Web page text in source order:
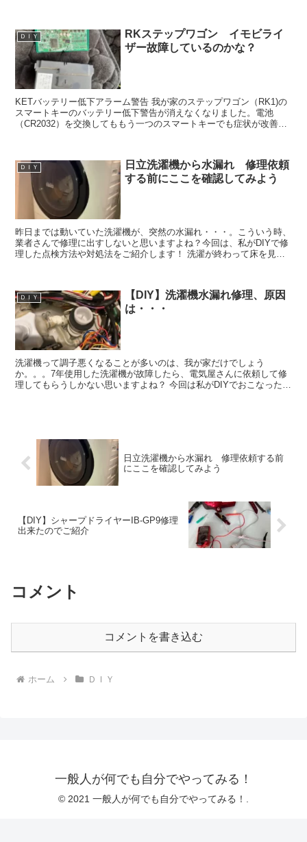
ＤＩＹ
RKステップワゴン イモビライ
ザー故障しているのかな？
KETバッテリー低下アラーム警告 我が家のステップワゴン（RK1)の
スマートキーのバッテリー低下警告が消えなくなりました。電池
（CR2032）を交換してももう一つのスマートキーでも症状が改善せ
ＤＩＹ
日立洗濯機から水漏れ 修理依頼
する前にここを確認してみよう
昨日までは動いていた洗濯機が、突然の水漏れ・・・。こういう時、
業者さんで修理に出すしないと思いますよね？今回は、私がDIYで修
理した点検方法や対処法をご紹介します！ 洗濯が終わって床を見る
ＤＩＹ
【DIY】洗濯機水漏れ修理、原因
は・・・
洗濯機って調子悪くなることが多いのは、我が家だけでしょう
か。。。7年使用した洗濯機が故障したら、電気屋さんに依頼して修
理してもらうしかない思いますよね？ 今回は私がDIYでおこなった点
日立洗濯機から水漏れ 修理依頼する前
にここを確認してみよう
【DIY】シャープドライヤーIB-GP9修理
出来たのでご紹介
コメント
コメントを書き込む
ホーム ＤＩＹ
一般人が何でも自分でやってみる！
© 2021 一般人が何でも自分でやってみる！.